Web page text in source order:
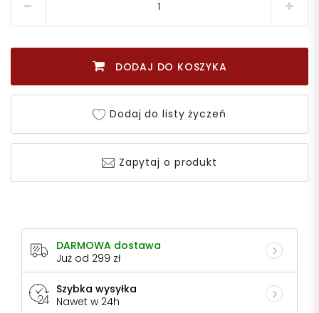
DODAJ DO KOSZYKA
Dodaj do listy życzeń
Zapytaj o produkt
DARMOWA dostawa
Już od 299 zł
Szybka wysyłka
Nawet w 24h